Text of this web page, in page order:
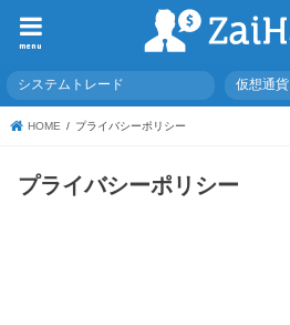
menu
システムトレード 仮想通貨
HOME プライバシーポリシー
プライバシーポリシー